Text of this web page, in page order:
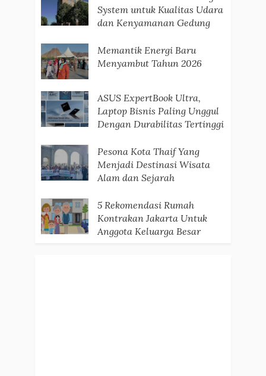
System untuk Kualitas Udara
dan Kenyamanan Gedung
Memantik Energi Baru
Menyambut Tahun 2026
ASUS ExpertBook Ultra,
Laptop Bisnis Paling Unggul
Dengan Durabilitas Tertinggi
Pesona Kota Thaif Yang
Menjadi Destinasi Wisata
Alam dan Sejarah
5 Rekomendasi Rumah
Kontrakan Jakarta Untuk
Anggota Keluarga Besar